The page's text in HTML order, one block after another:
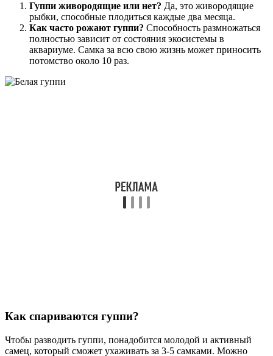
Гуппи живородящие или нет? Да, это живородящие
рыбки, способные плодиться каждые два месяца.
Как часто рожают гуппи? Способность размножаться
полностью зависит от состояния экосистемы в
аквариуме. Самка за всю свою жизнь может приносить
потомство около 10 раз.
Как спариваются гуппи?
Чтобы разводить гуппи, понадобится молодой и активный
самец, который сможет ухаживать за 3-5 самками. Можно